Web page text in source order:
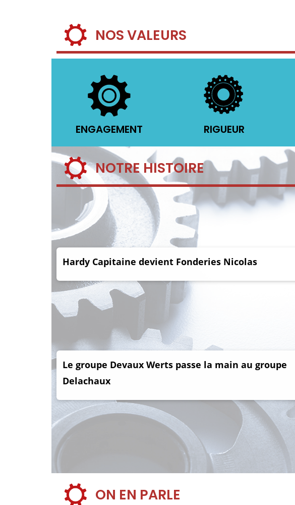
NOS VALEURS
ENGAGEMENT RIGUEUR
NOTRE HISTOIRE
Hardy Capitaine devient Fonderies Nicolas
Le groupe Devaux Werts passe la main au groupe
Delachaux
ON EN PARLE